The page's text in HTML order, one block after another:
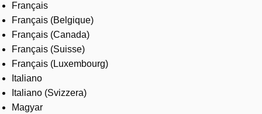
Français
Français (Belgique)
Français (Canada)
Français (Suisse)
Français (Luxembourg)
Italiano
Italiano (Svizzera)
Magyar